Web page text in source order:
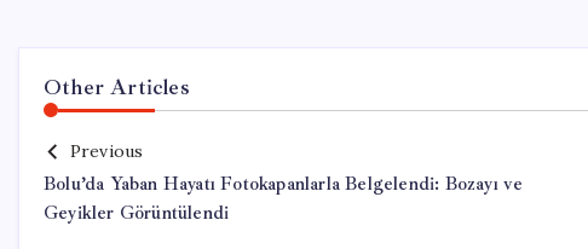
Other Articles
Previous
Bolu’da Yaban Hayatı Fotokapanlarla Belgelendi: Bozayı ve
Geyikler Görüntülendi